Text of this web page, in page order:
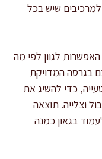
שיש בכל
לגוון לפי מה
בגרסה המדויקת
כדי להשיג את
וצלייה. תוצאה
בגאון כמנה